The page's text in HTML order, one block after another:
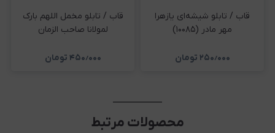
قاب / تابلو شیشه‌ای یازهرا
مهر مادر (۱۰۰۸۵)
۲۵۰٫۰۰۰ تومان
قاب / تابلو مخمل اللهم بارک
لمولانا صاحب الزمان
۴۵۰٫۰۰۰ تومان
محصولات مرتبط